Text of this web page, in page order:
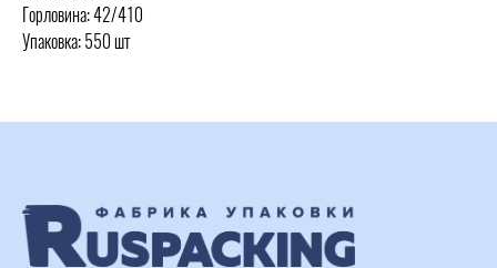
Горловина: 42/410
Упаковка: 550 шт